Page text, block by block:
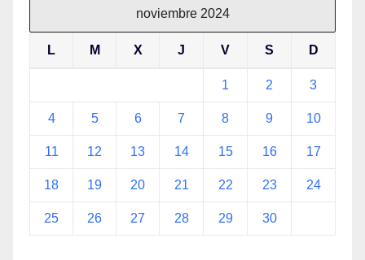
noviembre 2024
L M X J V S D
1 2 3
4 5 6 7 8 9 10
11 12 13 14 15 16 17
18 19 20 21 22 23 24
25 26 27 28 29 30